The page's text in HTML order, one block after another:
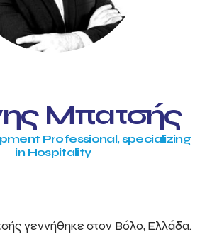
Μπατσής
Professional, specializing
in Hospitality
γεννήθηκε στον Βόλο, Ελλάδα.